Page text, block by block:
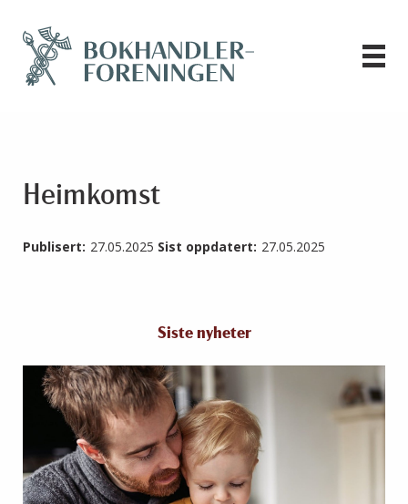
Heimkomst
Publisert: 27.05.2025 Sist oppdatert: 27.05.2025
Siste nyheter